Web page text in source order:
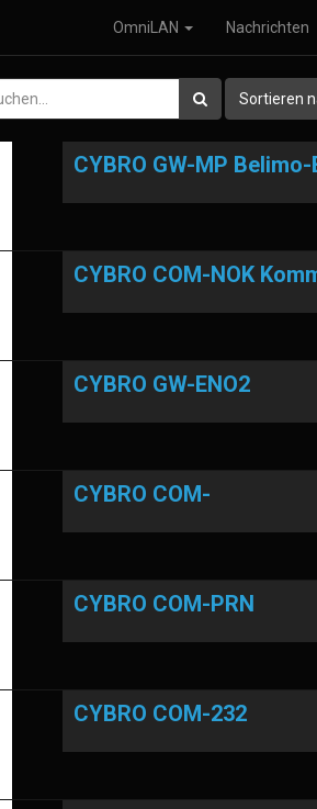
OmniLAN Nachrichten
Sortieren
CYBRO GW-MP Belimo-
CYBRO COM-NOK
CYBRO GW-ENO2
CYBRO COM-
CYBRO COM-PRN
CYBRO COM-232